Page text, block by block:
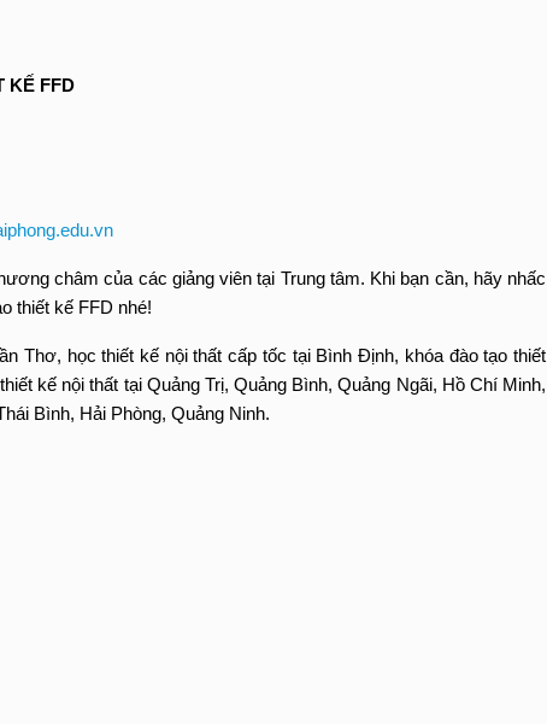
KẾ FFD
châm của các giảng viên tại Trung tâm. Khi bạn cần, hãy nhấc
thiết kế FFD nhé!
Thơ, học thiết kế nội thất cấp tốc tại Bình Định, khóa đào tạo thiết
kế nội thất tại Quảng Trị, Quảng Bình, Quảng Ngãi, Hồ Chí Minh,
Bình, Hải Phòng, Quảng Ninh.